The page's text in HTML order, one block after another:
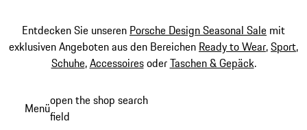
Entdecken Sie unseren Porsche Design Seasonal Sale mit
exklusiven Angeboten aus den Bereichen Ready to Wear,Sport,
Schuhe,AccessoiresoderTaschen & Gepäck.
Hauptinhalt
Menüopen the shop search
field